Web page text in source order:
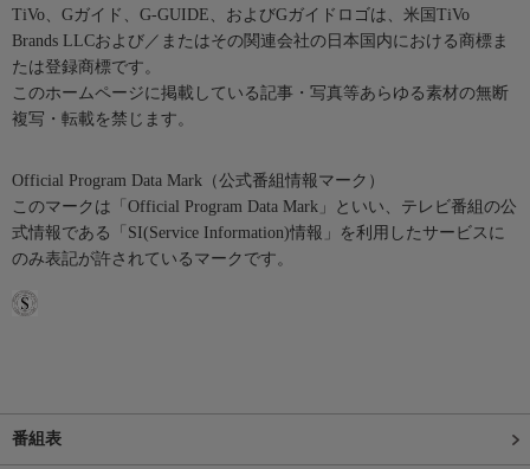
TiVo、Gガイド、G-GUIDE、およびGガイドロゴは、米国TiVo
Brands LLCおよび／またはその関連会社の日本国内における商標ま
たは登録商標です。
このホームページに掲載している記事・写真等あらゆる素材の無断
複写・転載を禁じます。
Official Program Data Mark（公式番組情報マーク）
このマークは「Official Program Data Mark」といい、テレビ番組の公
式情報である「SI(Service Information)情報」を利用したサービスに
のみ表記が許されているマークです。
番組表